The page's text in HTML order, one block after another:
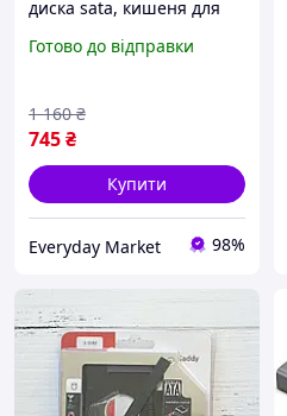
диска sata, кишеня для
функцією plug and play
Готово до відправки
745₴
1 160 ₴
Купити
Everyday Market 98%